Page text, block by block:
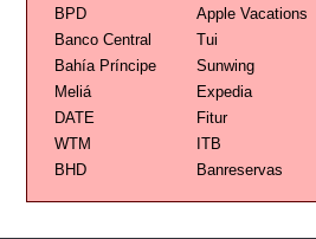
BPD
Apple Vacations
Banco Central
Tui
Bahía Príncipe
Sunwing
Meliá
Expedia
DATE
Fitur
WTM
ITB
BHD
Banreservas